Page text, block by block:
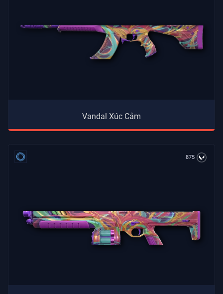
Vandal Xúc Cảm
875